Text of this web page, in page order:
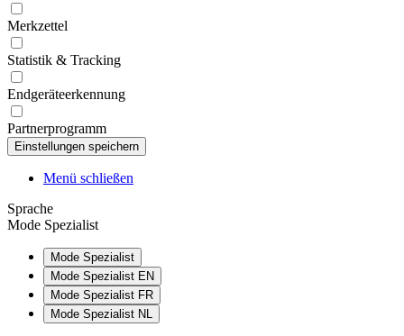
Merkzettel
Statistik & Tracking
Endgeräteerkennung
Partnerprogramm
Menü schließen
Sprache
Mode Spezialist
Mode Spezialist
Mode Spezialist EN
Mode Spezialist FR
Mode Spezialist NL